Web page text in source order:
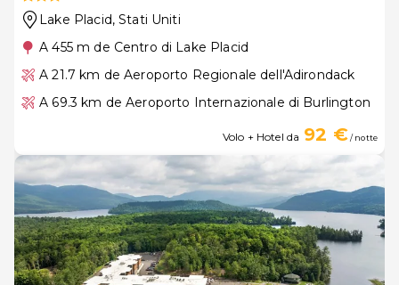
Lake Placid, Stati Uniti
A 455 m de Centro di Lake Placid
A 21.7 km de Aeroporto Regionale dell'Adirondack
A 69.3 km de Aeroporto Internazionale di Burlington
Volo + Hotel da 92 €/ notte